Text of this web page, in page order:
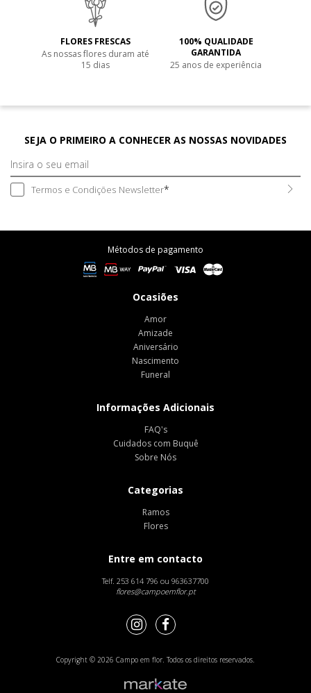
FLORES FRESCAS
As nossas flores duram até
15 dias
100% QUALIDADE
GARANTIDA
25 anos de experiência
SEJA O PRIMEIRO A CONHECER AS NOSSAS NOVIDADES
Termos e Condições Newsletter*
Métodos de pagamento
Ocasiões
Amor
Amizade
Aniversário
Nascimento
Funeral
Informações Adicionais
FAQ's
Cuidados com Buquê
Sobre Nós
Categorias
Ramos
Flores
Entre em contacto
Telf. 253 614 796 ou 963637700
flores@campoemflor.pt
Copyright © 2026 Campo em flor. Todos os direitos reservados.